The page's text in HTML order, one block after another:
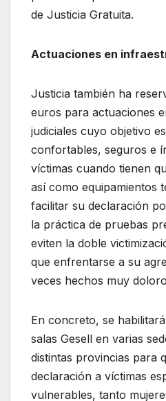
de Justicia Gratuita.
Actuaciones en
Justicia también ha
euros para actuaciones
judiciales cuyo objetivo
confortables, seguros e
víctimas cuando tienen
así como equipamientos
facilitar su declaración
la práctica de pruebas
eviten la doble
que enfrentarse a su
veces hechos muy
En concreto, se
salas Gesell en varias
distintas provincias para
declaración a víctimas
vulnerables, tanto